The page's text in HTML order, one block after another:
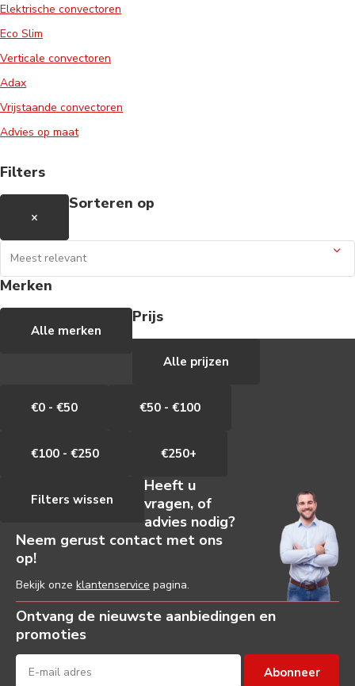
Elektrische convectoren
Eco Slim
Verticale convectoren
Adax
Vrijstaande convectoren
Advies op maat
Filters
×
Sorteren op
Merken
Alle merken
Prijs
Alle prijzen
€0 - €50 €50 - €100
€100 - €250 €250+
Filters wissen
Heeft u
vragen, of
advies nodig?
Neem gerust contact met ons
op!
Bekijk onze klantenservice pagina.
Ontvang de nieuwste aanbiedingen en
promoties
Abonneer